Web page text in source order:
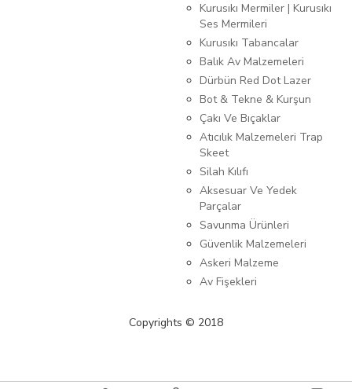
Kurusıkı Mermiler | Kurusıkı
Ses Mermileri
Kurusıkı Tabancalar
Balık Av Malzemeleri
Dürbün Red Dot Lazer
Bot & Tekne & Kurşun
Çakı Ve Bıçaklar
Atıcılık Malzemeleri Trap
Skeet
Silah Kılıfı
Aksesuar Ve Yedek
Parçalar
Savunma Ürünleri
Güvenlik Malzemeleri
Askeri Malzeme
Av Fişekleri
Copyrights © 2018